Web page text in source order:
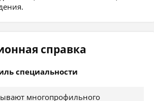
справка
специальности
многопрофильного